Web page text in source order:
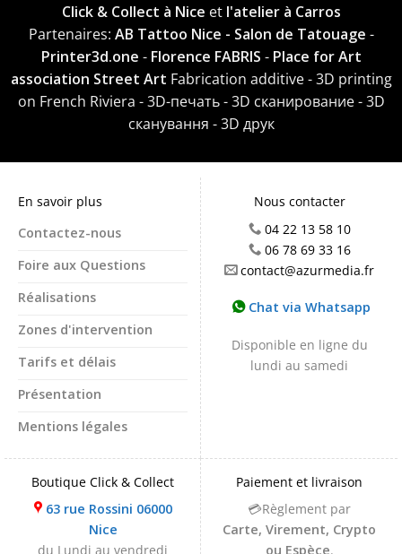
Click & Collect à Nice et l'atelier à Carros
Partenaires: AB Tattoo Nice - Salon de Tatouage -
Printer3d.one - Florence FABRIS - Place for Art
association Street Art Fabrication additive - 3D printing
on French Riviera - 3D-печать - 3D сканирование - 3D
сканування - 3D друк
En savoir plus
Contactez-nous
Foire aux Questions
Réalisations
Zones d'intervention
Tarifs et délais
Présentation
Mentions légales
Nous contacter
04 22 13 58 10
06 78 69 33 16
contact@azurmedia.fr
Chat via Whatsapp
Disponible en ligne du
lundi au samedi
Boutique Click & Collect
63 rue Rossini 06000
Nice
du Lundi au vendredi
Paiement et livraison
💳Règlement par
Carte, Virement, Crypto
ou Espèce.